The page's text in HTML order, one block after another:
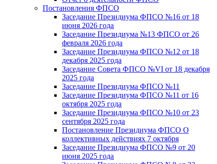
Постановления ФПСО
Заседание Президиума ФПСО №16 от 18
июня 2026 года
Заседание Президиума №13 ФПСО от 26
февраля 2026 года
Заседание Президиума ФПСО №12 от 18
декабря 2025 года
Заседание Совета ФПСО №VI от 18 декабря
2025 года
Заседание Президиума ФПСО №11
Заседание Президиума ФПСО №11 от 16
октября 2025 года
Заседание Президиума ФПСО №10 от 23
сентября 2025 года
Постановление Президиума ФПСО О
коллективных действиях 7 октября
Заседание Президиума ФПСО №9 от 20
июня 2025 года